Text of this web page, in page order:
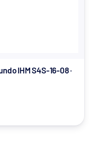
IHM S4S-16-08 ·